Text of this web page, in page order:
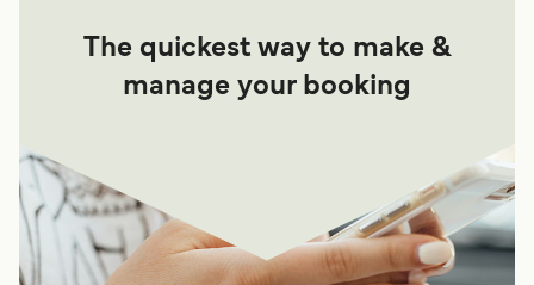
The quickest way to make &
manage your booking